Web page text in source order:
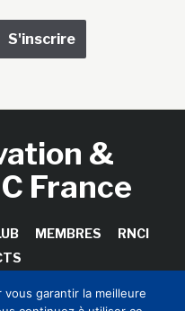
&
France
MEMBRES
RNCI
garantir la meilleure